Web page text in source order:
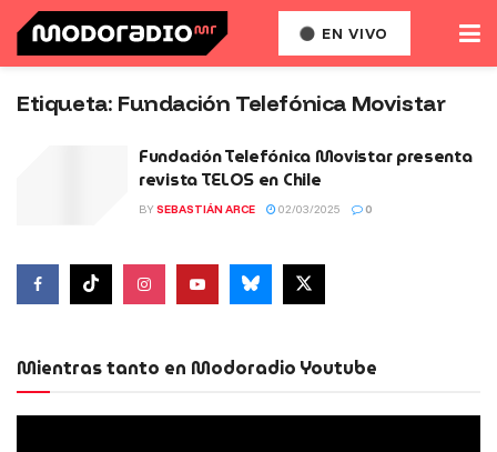
EN VIVO
Etiqueta: Fundación Telefónica Movistar
Fundación Telefónica Movistar presenta
revista TELOS en Chile
BY SEBASTIÁN ARCE 02/03/2025 0
Mientras tanto en Modoradio Youtube